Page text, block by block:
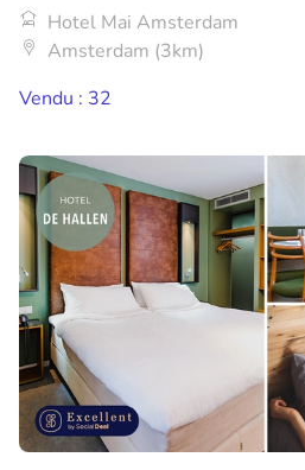
Hotel Mai Amsterdam
Amsterdam (3km)
Vendu : 32